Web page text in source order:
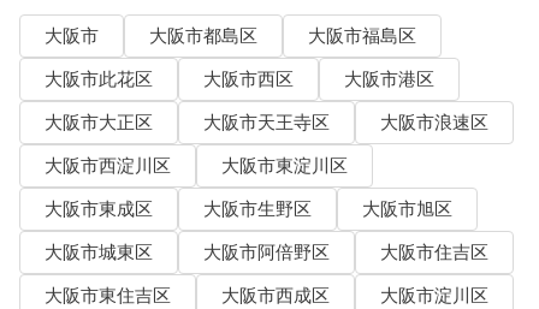
大阪市 大阪市都島区
大阪市福島区
大阪市此花区
大阪市西区
大阪市港区
大阪市大正区
大阪市天王寺区
大阪市浪速区
大阪市西淀川区
大阪市東淀川区
大阪市東成区
大阪市生野区
大阪市旭区
大阪市城東区
大阪市阿倍野区
大阪市住吉区
大阪市東住吉区
大阪市西成区
大阪市淀川区